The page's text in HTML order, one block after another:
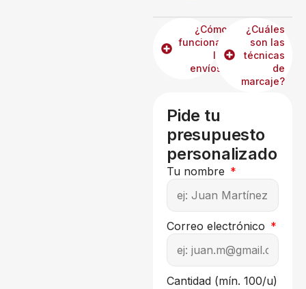
¿Cómo
funcionan
los
envíos?
¿Cuáles
son las
técnicas
de
marcaje?
Pide tu
presupuesto
personalizado
Tu nombre
Correo electrónico
Cantidad (mín. 100/u)